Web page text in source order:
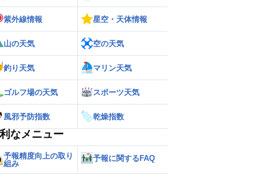
紫外線情報 星空・天体情報
山の天気 空の天気
釣り天気 マリン天気
ゴルフ場の天気 スポーツ天気
風邪予防指数 乾燥指数
なメニュー
予報精度向上の取り
組み
予報に関するFAQ